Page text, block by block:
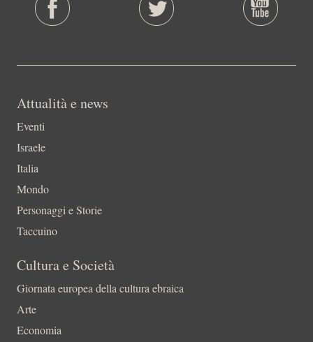
Attualità e news
Eventi
Israele
Italia
Mondo
Personaggi e Storie
Taccuino
Cultura e Società
Giornata europea della cultura ebraica
Arte
Economia